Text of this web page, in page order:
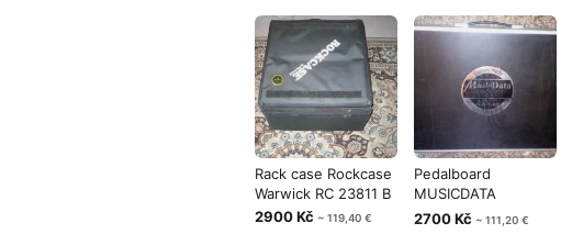
Rack case Rockcase
Warwick RC 23811 B
2900 Kč ~ 119,40 €
Pedalboard
MUSICDATA
72x50x13
2700 Kč ~ 111,20 €